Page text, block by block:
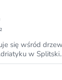
się wśród
w